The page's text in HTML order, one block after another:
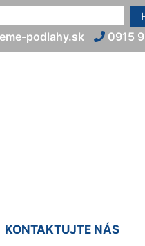
podlahy.sk 0915
KONTAKTUJTE NÁS